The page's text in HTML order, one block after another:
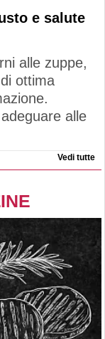
e salute
alle zuppe,
ottima
alle
Vedi tutte